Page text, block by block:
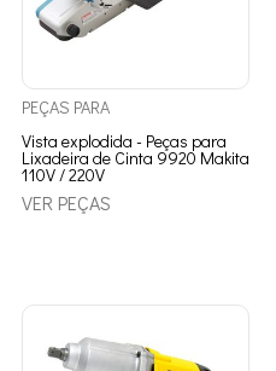
PEÇAS PARA
Vista explodida - Peças para
Lixadeira de Cinta 9920 Makita
110V / 220V
VER PEÇAS